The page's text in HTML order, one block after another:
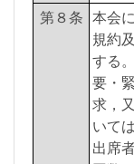
第８条 本会
規約
する
要・
求，
いて
出席